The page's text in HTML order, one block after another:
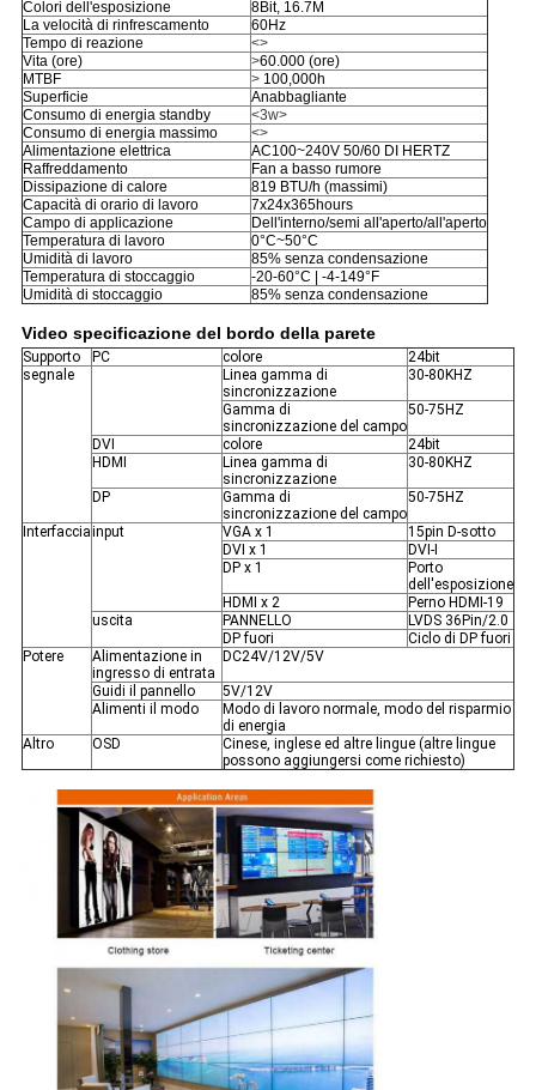
Colori dell'esposizione
8Bit, 16.7M
La velocità di rinfrescamento
60Hz
Tempo di reazione
<>
Vita (ore)
>60.000 (ore)
MTBF
> 100,000h
Superficie
Anabbagliante
Consumo di energia standby
<3w>
Consumo di energia massimo
<>
Alimentazione elettrica
AC100~240V 50/60 DI HERTZ
Raffreddamento
Fan a basso rumore
Dissipazione di calore
819 BTU/h (massimi)
Capacità di orario di lavoro
7x24x365hours
Campo di applicazione
Dell'interno/semi all'aperto/all'aperto
Temperatura di lavoro
0°C~50°C
Umidità di lavoro
85% senza condensazione
Temperatura di stoccaggio
-20-60°C | -4-149°F
Umidità di stoccaggio
85% senza condensazione
Video specificazione del bordo della parete
Supporto PC colore
24bit
segnale
Linea gamma di
sincronizzazione
30-80KHZ
Gamma di
sincronizzazione del campo
50-75HZ
DVI colore
24bit
HDMI
Linea gamma di
sincronizzazione
30-80KHZ
DP
Gamma di
sincronizzazione del campo
50-75HZ
Interfacciainput VGA x 1
15pin D-sotto
DVI x 1
DVI-I
DP x 1
Porto
dell'esposizione
HDMI x 2
Perno HDMI-19
uscita
PANNELLO
LVDS 36Pin/2.0
DP fuori
Ciclo di DP fuori
Potere
Alimentazione in
ingresso di entrata
DC24V/12V/5V
Guidi il pannello
5V/12V
Alimenti il modo
Modo di lavoro normale, modo del risparmio
di energia
Altro
OSD
Cinese, inglese ed altre lingue (altre lingue
possono aggiungersi come richiesto)